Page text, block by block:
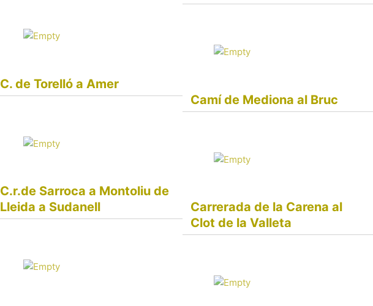
C. de Torelló a Amer
Camí de Mediona al Bruc
C.r.de Sarroca a Montoliu de
Lleida a Sudanell
Carrerada de la Carena al
Clot de la Valleta